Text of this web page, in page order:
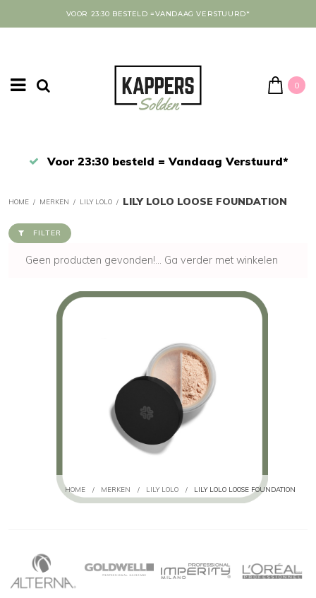
VOOR 23:30 BESTELD =VANDAAG VERSTUURD*
0
Afrekenen in een veilige omgeving
HOME / MERKEN / LILY LOLO / LILY LOLO LOOSE FOUNDATION
FILTER
Geen producten gevonden!... Ga verder met winkelen
HOME / MERKEN / LILY LOLO / LILY LOLO LOOSE FOUNDATION